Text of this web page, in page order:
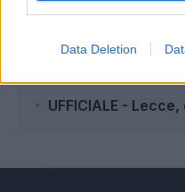
Data Deletion
Lecce, Sticchi
Lecce, Camarda è
le visite mediche
UFFICIALE -